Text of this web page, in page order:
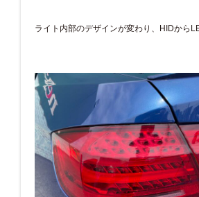
ライト内部のデザインが変わり、HIDから